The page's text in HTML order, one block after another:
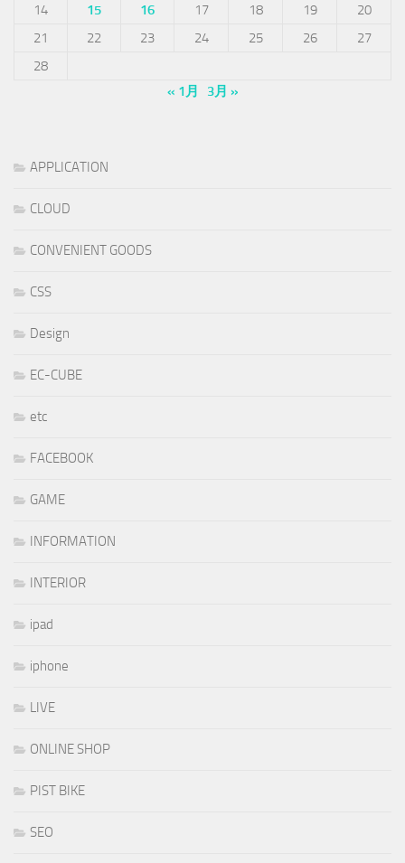
14
15 16 17 18 19
20
21
22 23 24 25 26
27
28
« 1月
3月 »
APPLICATION
CLOUD
CONVENIENT GOODS
CSS
Design
EC-CUBE
etc
FACEBOOK
GAME
INFORMATION
INTERIOR
ipad
iphone
LIVE
ONLINE SHOP
PIST BIKE
SEO